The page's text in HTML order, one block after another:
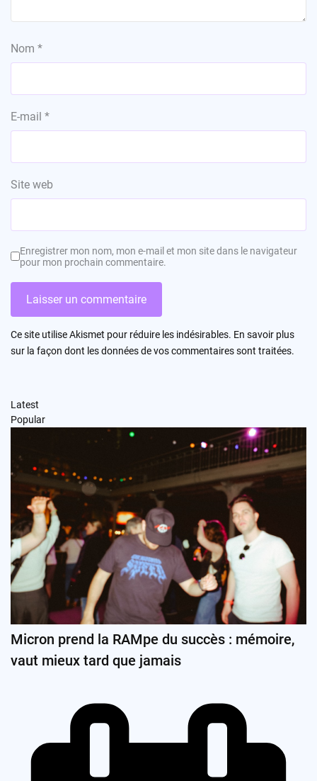
Nom *
E-mail *
Site web
Enregistrer mon nom, mon e-mail et mon site dans le navigateur
pour mon prochain commentaire.
Ce site utilise Akismet pour réduire les indésirables. En savoir plus
sur la façon dont les données de vos commentaires sont traitées.
Latest
Popular
Micron prend la RAMpe du succès : mémoire,
vaut mieux tard que jamais